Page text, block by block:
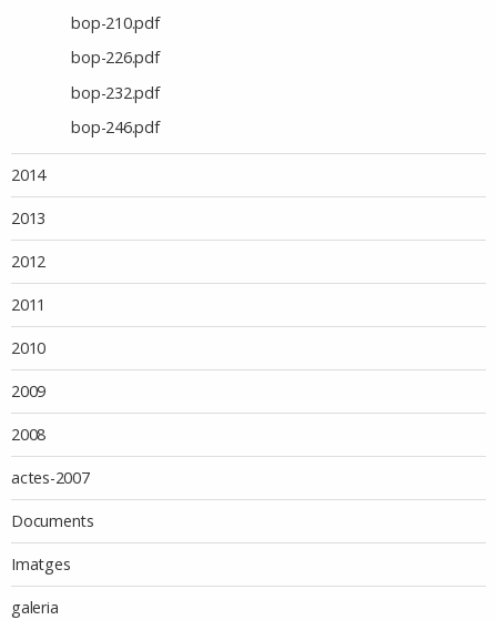
bop-210.pdf
bop-226.pdf
bop-232.pdf
bop-246.pdf
2014
2013
2012
2011
2010
2009
2008
actes-2007
Documents
Imatges
galeria